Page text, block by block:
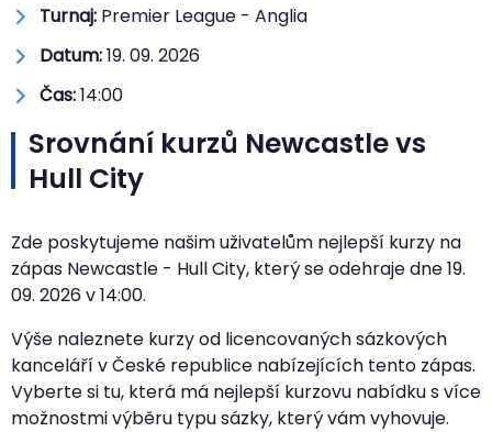
Turnaj: Premier League - Anglia
Datum:19. 09. 2026
Čas:14:00
Srovnání kurzů Newcastle vs
Hull City
Zde poskytujeme našim uživatelům nejlepší kurzy na
zápas Newcastle - Hull City, který se odehraje dne19.
09. 2026v14:00.
Výše naleznete kurzy od licencovaných sázkových
kanceláří v České republice nabízejících tento zápas.
Vyberte si tu, která má nejlepší kurzovu nabídku s více
možnostmi výběru typu sázky, který vám vyhovuje.